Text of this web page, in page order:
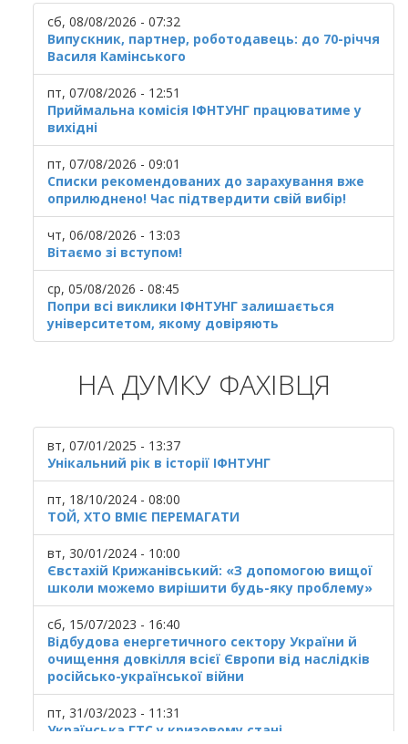
сб, 08/08/2026 - 07:32
Випускник, партнер, роботодавець: до 70-річчя
Василя Камінського
пт, 07/08/2026 - 12:51
Приймальна комісія ІФНТУНГ працюватиме у
вихідні
пт, 07/08/2026 - 09:01
Списки рекомендованих до зарахування вже
оприлюднено! Час підтвердити свій вибір!
чт, 06/08/2026 - 13:03
Вітаємо зі вступом!
ср, 05/08/2026 - 08:45
Попри всі виклики ІФНТУНГ залишається
університетом, якому довіряють
НА ДУМКУ ФАХІВЦЯ
вт, 07/01/2025 - 13:37
Унікальний рік в історії ІФНТУНГ
пт, 18/10/2024 - 08:00
ТОЙ, ХТО ВМІЄ ПЕРЕМАГАТИ
вт, 30/01/2024 - 10:00
Євстахій Крижанівський: «З допомогою вищої
школи можемо вирішити будь-яку проблему»
сб, 15/07/2023 - 16:40
Відбудова енергетичного сектору України й
очищення довкілля всієї Європи від наслідків
російсько-української війни
пт, 31/03/2023 - 11:31
Українська ГТС у кризовому стані